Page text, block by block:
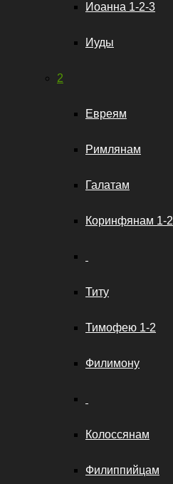
Иоанна 1-2-3
Иуды
2
Евреям
Римлянам
Галатам
Коринфянам 1-2
Титу
Тимофею 1-2
Филимону
Колоссянам
Филиппийцам